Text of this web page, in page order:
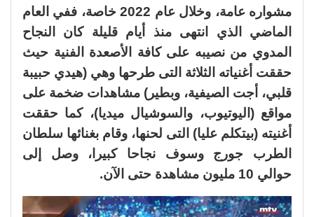
مشواره عامة، وخلال عام 2022 خاصة، ففي العام
الماضي الذي انتهى منذ أيام قليلة كان النجاح
المدوي من نصيبه على كافة الأصعدة الفنية حيث
حققت أغنياته الثلاثة التى طرحها وهي (هيدي حبيبة
قلبي، أجت الصيفية، وبطير) مشاهدات ضخمة على
مواقع (اليوتيوب، والسوشيال ميديا)، كما حققت
أغنيته (بيتكلم عليا) التى لحنها، وقام بغنائها سلطان
الطرب جورج وسوف نجاحا كبيرا، وصل إلى
حوالي 10 مليون مشاهدة حتى الآن.